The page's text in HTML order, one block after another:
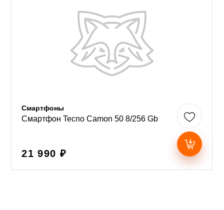
Смартфоны
Смартфон Tecno Camon 50 8/256 Gb
21 990 ₽